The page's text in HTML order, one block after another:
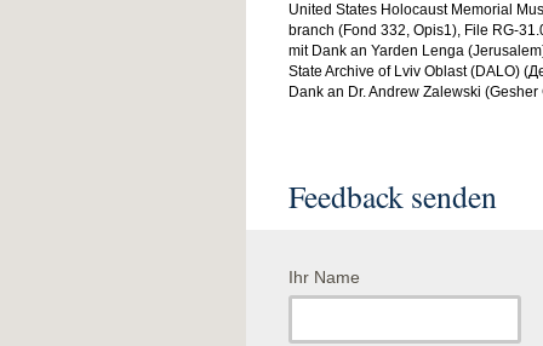
United States Holocaust Memorial
branch (Fond 332, Opis1), File RG-
mit Dank an Yarden Lenga
State Archive of Lviv Oblast (DALO)
Dank an Dr. Andrew Zalewski (Gesher
Feedback senden
Ihr Name